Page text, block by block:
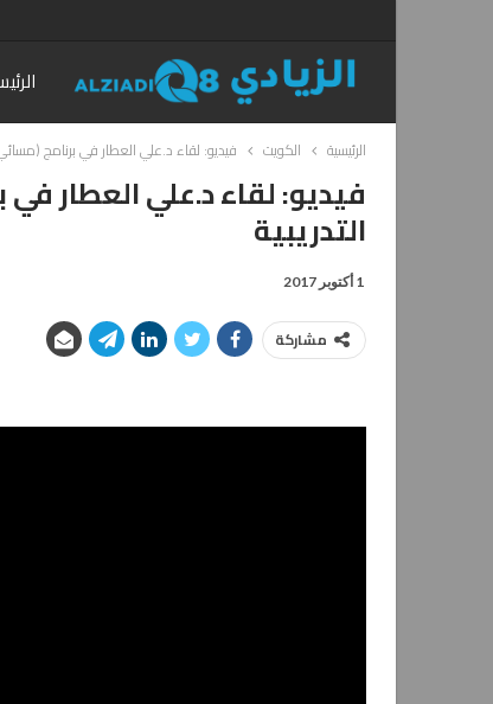
الرئيسية الكويت فيديو: لقاء د.علي العطار في برنامج
فيديو: لقاء د.علي العطار
التدريبية
1 أكتوبر 2017
مشاركة